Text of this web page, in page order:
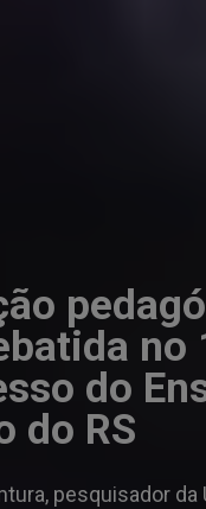
no
do
do RS
pesquisador da